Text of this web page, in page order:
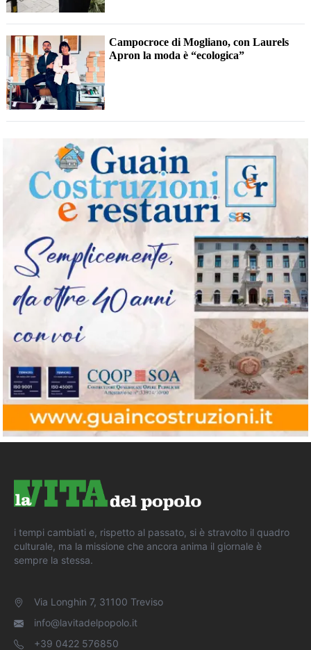
Campocroce di Mogliano, con Laurels
Apron la moda è “ecologica”
i tempi cambiati e, rispetto al passato, si è stravolto il quadro
culturale, ma la missione che ancora anima il giornale è
sempre la stessa.
Via Longhin 7, 31100 Treviso
info@lavitadelpopolo.it
+39 0422 576850